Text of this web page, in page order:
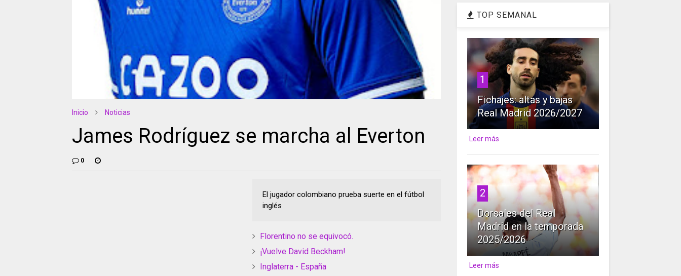
Inicio Noticias
James Rodríguez se marcha al Everton
0
El jugador colombiano prueba suerte en el fútbol
inglés
Florentino no se equivocó.
¡Vuelve David Beckham!
Inglaterra - España
TOP SEMANAL
1
Fichajes: altas y bajas
Real Madrid 2026/2027
Leer más
2
Dorsales del Real
Madrid en la temporada
2025/2026
Leer más